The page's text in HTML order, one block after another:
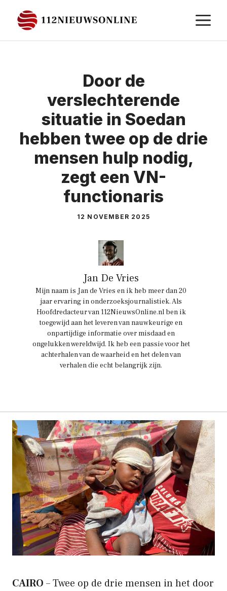
naar
de
Door de
verslechterende
situatie in Soedan
hebben twee op de drie
mensen hulp nodig,
zegt een VN-
functionaris
12 NOVEMBER 2025
Jan De Vries
Mijn naam is Jan de Vries en ik heb meer dan 20
jaar ervaring in onderzoeksjournalistiek. Als
Hoofdredacteur van 112NieuwsOnline.nl ben ik
toegewijd aan het leveren van nauwkeurige en
onpartijdige informatie over misdaad en
ongelukken wereldwijd. Ik heb een passie voor het
achterhalen van de waarheid en het delen van
verhalen die echt belangrijk zijn.
CAIRO – Twee op de drie mensen in het door